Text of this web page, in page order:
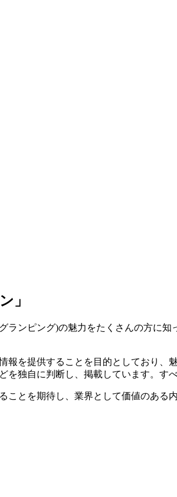
」
ランピング)の魅力をたくさんの方に
報を提供することを目的としており
独自に判断し、掲載しています。す
とを期待し、業界として価値のある